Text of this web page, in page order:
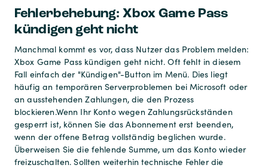
Fehlerbehebung: Xbox Game Pass
kündigen geht nicht
Manchmal kommt es vor, dass Nutzer das Problem melden:
Xbox Game Pass kündigen geht nicht. Oft fehlt in diesem
Fall einfach der "Kündigen"-Button im Menü. Dies liegt
häufig an temporären Serverproblemen bei Microsoft oder
an ausstehenden Zahlungen, die den Prozess
blockieren.Wenn Ihr Konto wegen Zahlungsrückständen
gesperrt ist, können Sie das Abonnement erst beenden,
wenn der offene Betrag vollständig beglichen wurde.
Überweisen Sie die fehlende Summe, um das Konto wieder
freizuschalten. Sollten weiterhin technische Fehler die